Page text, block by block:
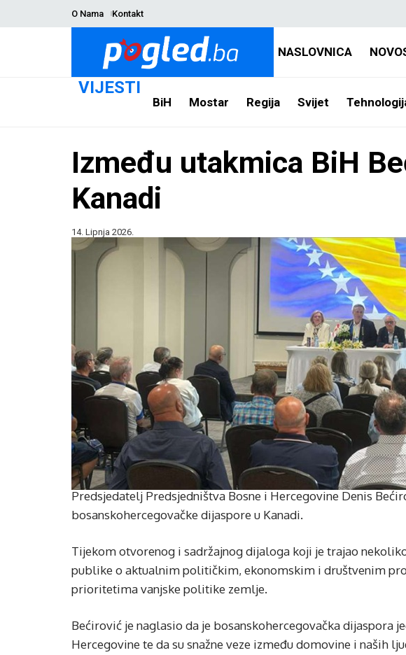
O Nama Kontakt
NASLOVNICA
VIJESTI
BiH Mostar Regija Svijet
Između utakmica BiH
Kanadi
14. Lipnja 2026.
Predsjedatelj Predsjedništva Bosne i Hercegovine Denis
bosanskohercegovačke dijaspore u Kanadi.
Tijekom otvorenog i sadržajnog dijaloga koji je trajao
publike o aktualnim političkim, ekonomskim i društvenim
prioritetima vanjske politike zemlje.
Bećirović je naglasio da je bosanskohercegovačka dijaspora
Hercegovine te da su snažne veze između domovine i naših